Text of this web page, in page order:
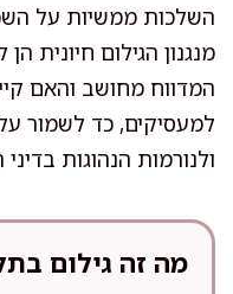
השלכות ממשיות על
מנגנון הגילום חיונית
המדווח מחושב והאם
למעסיקים, כד לשמור
ולנורמות הנהוגות
מה זה גילום